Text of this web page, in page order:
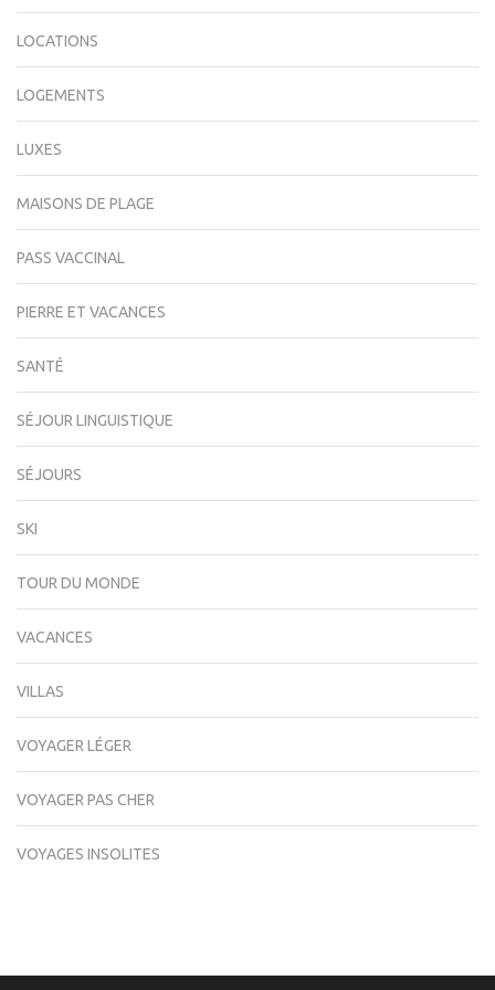
LOCATIONS
LOGEMENTS
LUXES
MAISONS DE PLAGE
PASS VACCINAL
PIERRE ET VACANCES
SANTÉ
SÉJOUR LINGUISTIQUE
SÉJOURS
SKI
TOUR DU MONDE
VACANCES
VILLAS
VOYAGER LÉGER
VOYAGER PAS CHER
VOYAGES INSOLITES